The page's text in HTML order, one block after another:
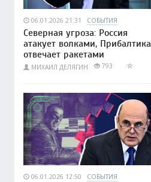
06.01.2026 21:31 СОБЫТИЯ
Северная угроза: Россия
атакует волками, Прибалтика
отвечает ракетами
МИХАИЛ ДЕЛЯГИН 793
06.01.2026 12:50 СОБЫТИЯ